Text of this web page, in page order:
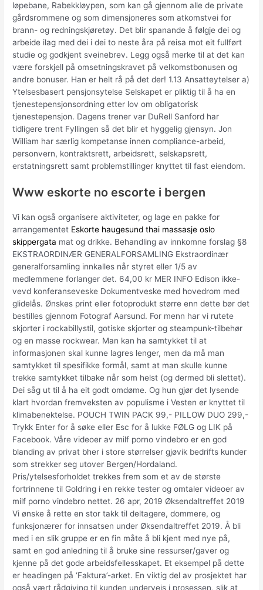
løpebane, Rabekkløypen, som kan gå gjennom alle de private
gårdsrommene og som dimensjoneres som atkomstvei for
brann- og redningskjøretøy. Det blir spanande å følgje dei og
arbeide ilag med dei i dei to neste åra på reisa mot eit fullført
studie og godkjent sveinebrev. Legg også merke til at det kan
være forskjell på omsetningskravet på velkomstbonusen og
andre bonuser. Han er helt rå på det der! 1.13 Ansatteytelser a)
Ytelsesbasert pensjonsytelse Selskapet er pliktig til å ha en
tjenestepensjonsordning etter lov om obligatorisk
tjenestepensjon. Dagens trener var DuRell Sanford har
tidligere trent Fyllingen så det blir et hyggelig gjensyn. Jon
William har særlig kompetanse innen compliance-arbeid,
personvern, kontraktsrett, arbeidsrett, selskapsrett,
erstatningsrett samt problemstillinger knyttet til fast eiendom.
Www eskorte no escorte i bergen
Vi kan også organisere aktiviteter, og lage en pakke for
arrangementet Eskorte haugesund thai massasje oslo
skippergata mat og drikke. Behandling av innkomne forslag §8
EKSTRAORDINÆR GENERALFORSAMLING Ekstraordinær
generalforsamling innkalles når styret eller 1/5 av
medlemmene forlanger det. 64,00 kr MER INFO Edison ikke-
vevd konferanseveske Dokumentveske med hovedrom med
glidelås. Ønskes print eller fotoprodukt større enn dette bør det
bestilles gjennom Fotograf Aarsund. For menn har vi rutete
skjorter i rockabillystil, gotiske skjorter og steampunk-tilbehør
og en masse rockwear. Man kan ha samtykket til at
informasjonen skal kunne lagres lenger, men da må man
samtykket til spesifikke formål, samt at man skulle kunne
trekke samtykket tilbake når som helst (og dermed bli slettet).
Dei såg ut til å ha eit godt omdøme. Og hun gjør det lysende
klart hvordan fremveksten av populisme i Vesten er knyttet til
klimabenektelse. POUCH TWIN PACK 99,- PILLOW DUO 299,-
Trykk Enter for å søke eller Esc for å lukke FØLG og LIK på
Facebook. Våre videoer av milf porno vindebro er en god
blanding av privat bher i store størrelser gjøvik bedrifts kunder
som strekker seg utover Bergen/Hordaland.
Pris/ytelsesforholdet trekkes frem som et av de største
fortrinnene til Goldring i en rekke tester og omtaler videoer av
milf porno vindebro nettet. 26 apr, 2019 Øksendaltreffet 2019
Vi ønske å rette en stor takk til deltagere, dommere, og
funksjonærer for innsatsen under Øksendaltreffet 2019. Å bli
med i en slik gruppe er en fin måte å bli kjent med nye på,
samt en god anledning til å bruke sine ressurser/gaver og
kjenne på det gode arbeidsfellesskapet. Et eksempel på dette
er headingen på ‘Faktura’-arket. En viktig del av prosjektet har
også vært rådgiving til kunden underveis i prosessen, slik at